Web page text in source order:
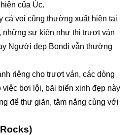
của Úc.
cá voi cũng thường xuất hiện tại
những sự kiện như thi trượt ván
Người đẹp Bondi vẫn thường
riêng cho trượt ván, các dòng
việc bơi lội, bãi biển xinh đẹp này
để thư giãn, tắm nắng cùng với